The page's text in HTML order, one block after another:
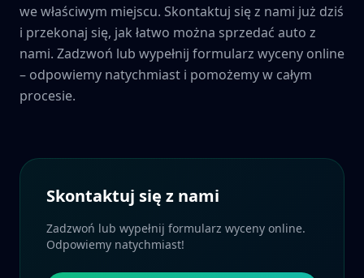
we właściwym miejscu. Skontaktuj się z nami już dziś
i przekonaj się, jak łatwo można sprzedać auto z
nami. Zadzwoń lub wypełnij formularz wyceny online
– odpowiemy natychmiast i pomożemy w całym
procesie.
Skontaktuj się z nami
Zadzwoń lub wypełnij formularz wyceny online.
Odpowiemy natychmiast!